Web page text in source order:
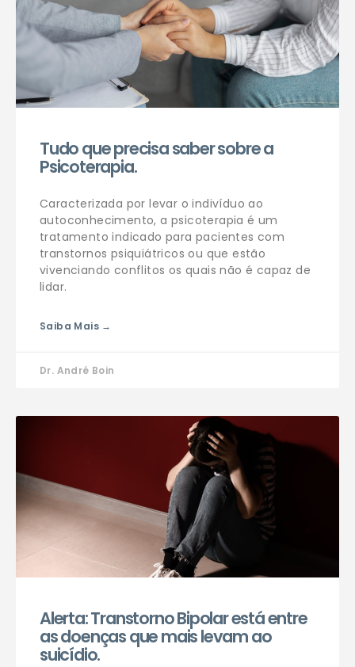
Tudo que precisa saber sobre a
Psicoterapia.
Caracterizada por levar o indivíduo ao
autoconhecimento, a psicoterapia é um
tratamento indicado para pacientes com
transtornos psiquiátricos ou que estão
vivenciando conflitos os quais não é capaz de
lidar.
Saiba Mais →
Dr. André Boin
Alerta: Transtorno Bipolar está entre
as doenças que mais levam ao
suicídio.